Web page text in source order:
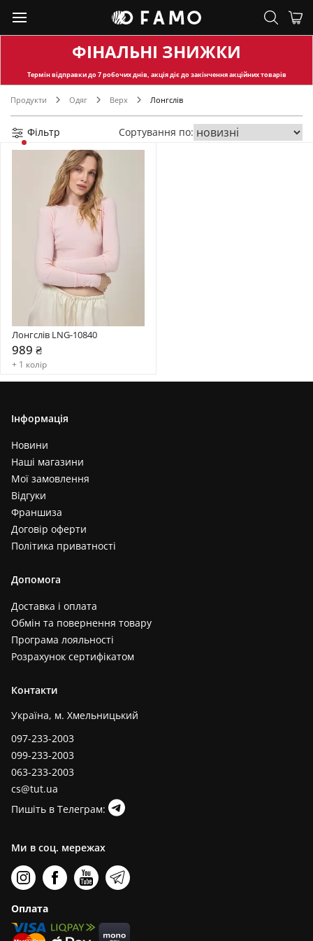
ФІНАЛЬНІ ЗНИЖКИ
Термін відправкидо 7 робочих днів, акція діє до закінчення акційних товарів
Продукти Одяг Верх Лонгслів
Фільтр Сортування по:
Лонгслів LNG-10840
989 ₴
+ 1 колір
Інформація
Новини
Наші магазини
Мої замовлення
Відгуки
Франшиза
Договір оферти
Політика приватності
Допомога
Доставка і оплата
Обмін та повернення товару
Програма лояльності
Розрахунок сертифікатом
Контакти
Україна, м. Хмельницький
097-233-2003
099-233-2003
063-233-2003
cs@tut.ua
Пишіть в Телеграм:
Ми в соц. мережах
Оплата